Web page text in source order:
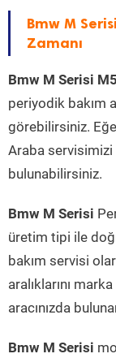
Bmw M
Zamanı
Bmw M Serisi
periyodik bakım
görebilirsiniz.
Araba servisimizi
bulunabilirsiniz.
Bmw M Serisi
üretim tipi ile
bakım servisi
aralıklarını
aracınızda
Bmw M Serisi